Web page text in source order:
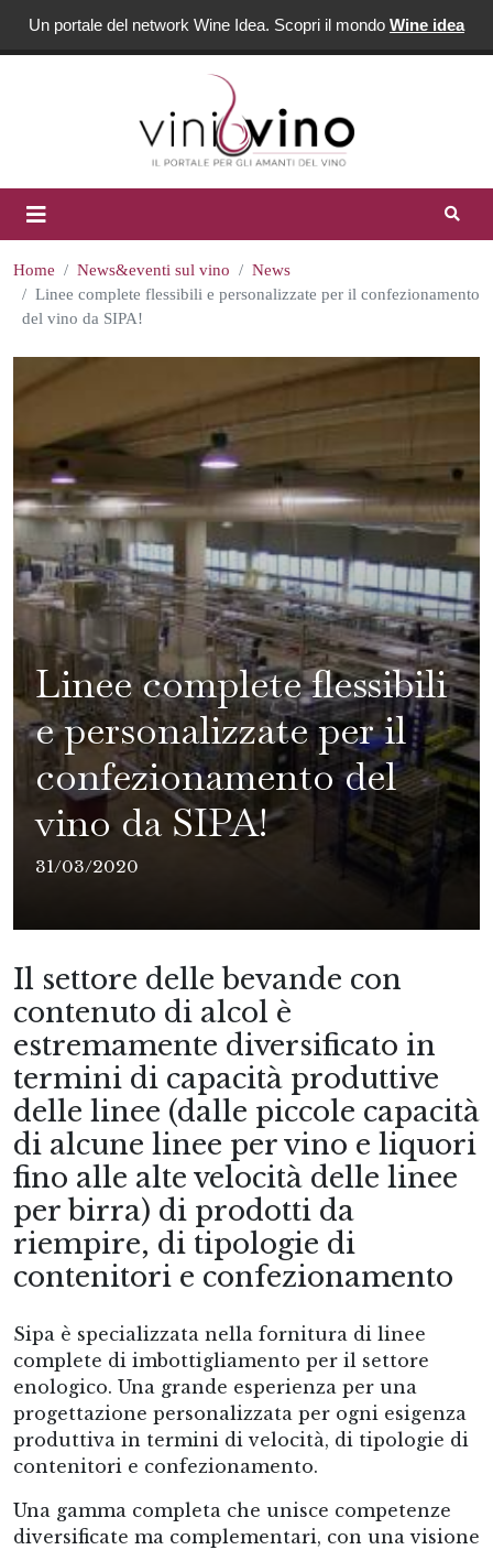
Un portale del network Wine Idea. Scopri il mondo Wine idea
Home News&eventi sul vino
News
Linee complete flessibili e personalizzate per il confezionamento
del vino da SIPA!
Linee complete flessibili
e personalizzate per il
confezionamento del
vino da SIPA!
31/03/2020
Il settore delle bevande con
contenuto di alcol è
estremamente diversificato in
termini di capacità produttive
delle linee (dalle piccole capacità
di alcune linee per vino e liquori
fino alle alte velocità delle linee
per birra) di prodotti da
riempire, di tipologie di
contenitori e confezionamento
Sipa è specializzata nella fornitura di linee
complete di imbottigliamento per il settore
enologico. Una grande esperienza per una
progettazione personalizzata per ogni esigenza
produttiva in termini di velocità, di tipologie di
contenitori e confezionamento.
Una gamma completa che unisce competenze
diversificate ma complementari, con una visione